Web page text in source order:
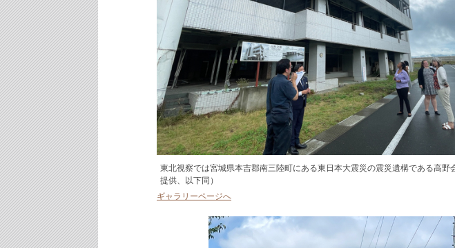
東北視察では宮城県本吉郡南三陸町にある東日本大震災の震災遺構である高野
提供、以下同）
ギャラリーページへ